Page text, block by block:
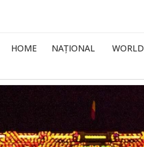
HOME NAȚIONAL WORLD